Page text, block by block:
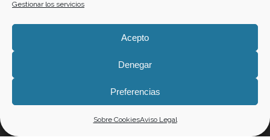
Gestionar los servicios
Acepto
Denegar
Preferencias
Sobre CookiesAviso Legal
Sobre Cookies